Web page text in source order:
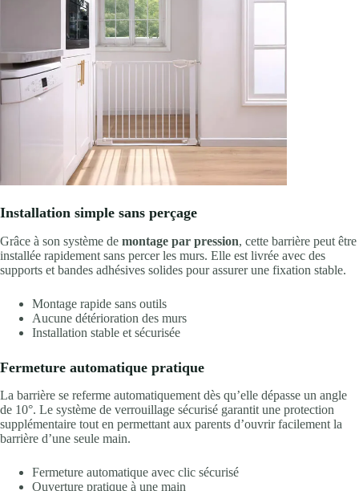
Installation simple sans perçage
Grâce à son système de montage par pression, cette barrière peut être
installée rapidement sans percer les murs. Elle est livrée avec des
supports et bandes adhésives solides pour assurer une fixation stable.
Montage rapide sans outils
Aucune détérioration des murs
Installation stable et sécurisée
Fermeture automatique pratique
La barrière se referme automatiquement dès qu’elle dépasse un angle
de 10°. Le système de verrouillage sécurisé garantit une protection
supplémentaire tout en permettant aux parents d’ouvrir facilement la
barrière d’une seule main.
Fermeture automatique avec clic sécurisé
Ouverture pratique à une main